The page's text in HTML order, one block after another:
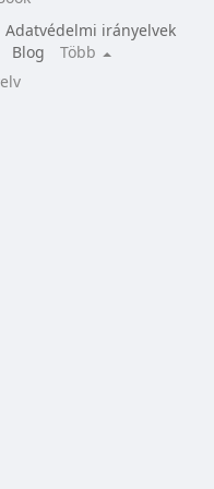
Adatvédelmi irányelvek
Blog
Több